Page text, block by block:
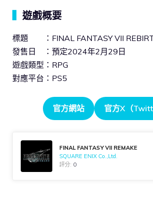
遊戲概要
標題 ：FINAL FANTASY VII
發售日 ：預定2024年2月29日
遊戲類型：RPG
對應平台：PS5
官方網站 官方X（
FINAL FANTASY VII REMAKE
SQUARE ENIX Co.,Ltd.
評分: 0